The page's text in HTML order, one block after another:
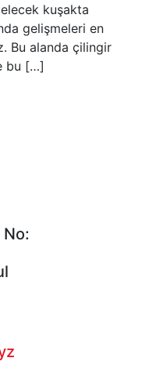
kuşakta
gelişmeleri en
Bu alanda çilingir
bu […]
No: